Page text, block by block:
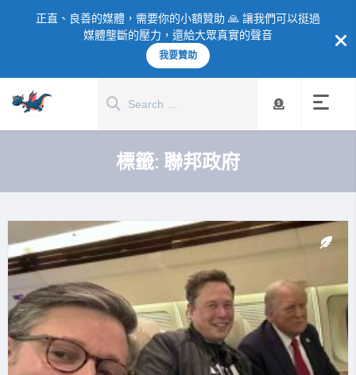
正直、良善的媒體，需要你的小額贊助 🙏 讓我們可以挺過
媒體壟斷的壓力，還給大眾真實的聲音
我要贊助
標籤: 聯邦政府